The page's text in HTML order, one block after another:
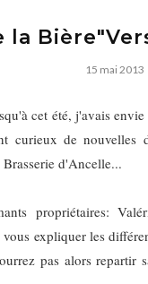
la
15 mai 2013
cet été, j'avais
de nouvelles
d'Ancelle...
propriétaires:
expliquer les
pas alors repartir